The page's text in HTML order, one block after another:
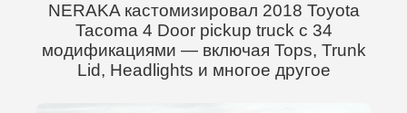
NERAKA кастомизировал 2018 Toyota
Tacoma 4 Door pickup truck с 34
модификациями — включая Tops, Trunk
Lid, Headlights и многое другое